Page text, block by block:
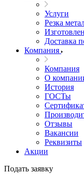
Услуги
Резка
Доставка
Компания
Компания
О
История
ГОСТы
Отзывы
Вакансии
Реквизиты
Акции
Подать заявку